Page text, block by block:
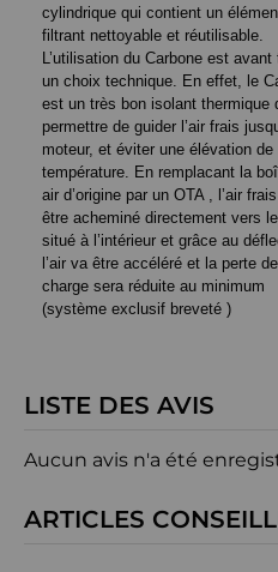
cylindrique qui contient un
filtrant nettoyable et réutilisable.
L’utilisation du Carbone est avant
un choix technique. En effet, le
est un très bon isolant thermique
permettre de guider l’air frais
moteur, et éviter une élévation de
température. En remplacant la
air d’origine par un OTA , l’air
être acheminé directement vers
situé à l’intérieur et grâce au
l’air va être accéléré et la perte de
charge sera réduite au minimum
(système exclusif breveté )
LISTE DES AVIS
Aucun avis n'a été
ARTICLES